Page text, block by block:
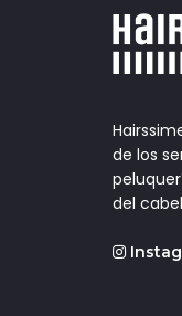
de los
del